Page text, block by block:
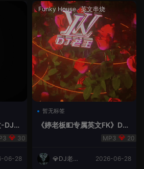
DJ老
30
06-28
Funky House·英文串烧
暂无标签
《婷老板💵专属英文FK》DJ
20
💎DJ老王
2026-06-28